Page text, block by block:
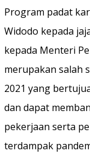
Program padat
Widodo kepada
kepada Menteri
merupakan salah
2021 yang
dan dapat
pekerjaan serta
terdampak